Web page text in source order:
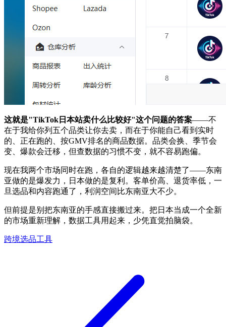
这就是"TikTok日本站卖什么比较好"这个问题的答案——不
在于我给你列五个品类让你去卖，而在于你能自己看到实时
的、正在跑的、按GMV排名的商品数据。品类会换、季节会
变、爆款会迁移，但查数据的习惯不变，就不容易跑偏。
现在我两个市场同时在跑，各自的逻辑越来越清楚了——东南
亚做的是爆发力，日本做的是复利。客单价高、退货率低，一
旦选品和内容跑通了，利润空间比东南亚大不少。
但前提是别把东南亚的手感直接搬过来。把日本当成一个全新
的市场重新理解，数据工具用起来，少凭直觉拍脑袋。
跨境选品工具